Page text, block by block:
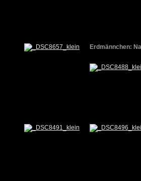
Erdmännchen: